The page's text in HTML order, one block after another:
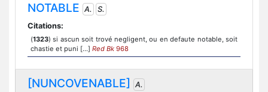
NOTABLE A.
S.
Citations:
(1323) si ascun soit trové negligent, ou en defaute notable, soit
chastie et puni [...] Red Bk 968
[NUNCOVENABLE]
A.